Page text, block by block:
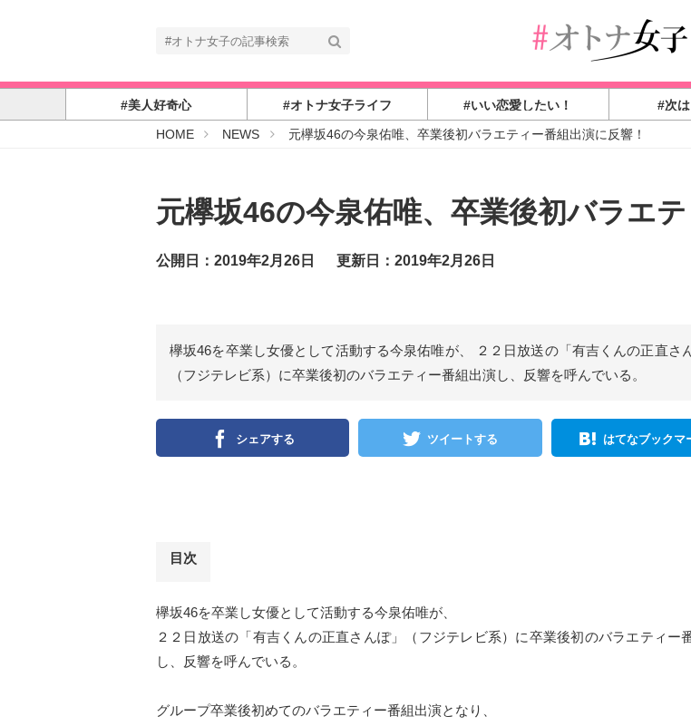
#美人好奇心 #オトナ女子ライフ #いい恋愛したい！ #次
HOME#
子
NEWS 元欅坂46の今泉佑唯、卒業後初バラエティー番組出演に反響！
元欅坂46の今泉佑唯、卒業後初バラエ
公開日：2019年2月26日 更新日：2019年2月26日
欅坂46を卒業し女優として活動する今泉佑唯が、 ２２日放送の「有吉くんの正直さん
（フジテレビ系）に卒業後初のバラエティー番組出演し、反響を呼んでいる。
シェアする ツイートする はてなブックマ
目次
欅坂46を卒業し女優として活動する今泉佑唯が、
２２日放送の「有吉くんの正直さんぽ」（フジテレビ系）に卒業後初のバラエティー
し、反響を呼んでいる。
グループ卒業後初めてのバラエティー番組出演となり、